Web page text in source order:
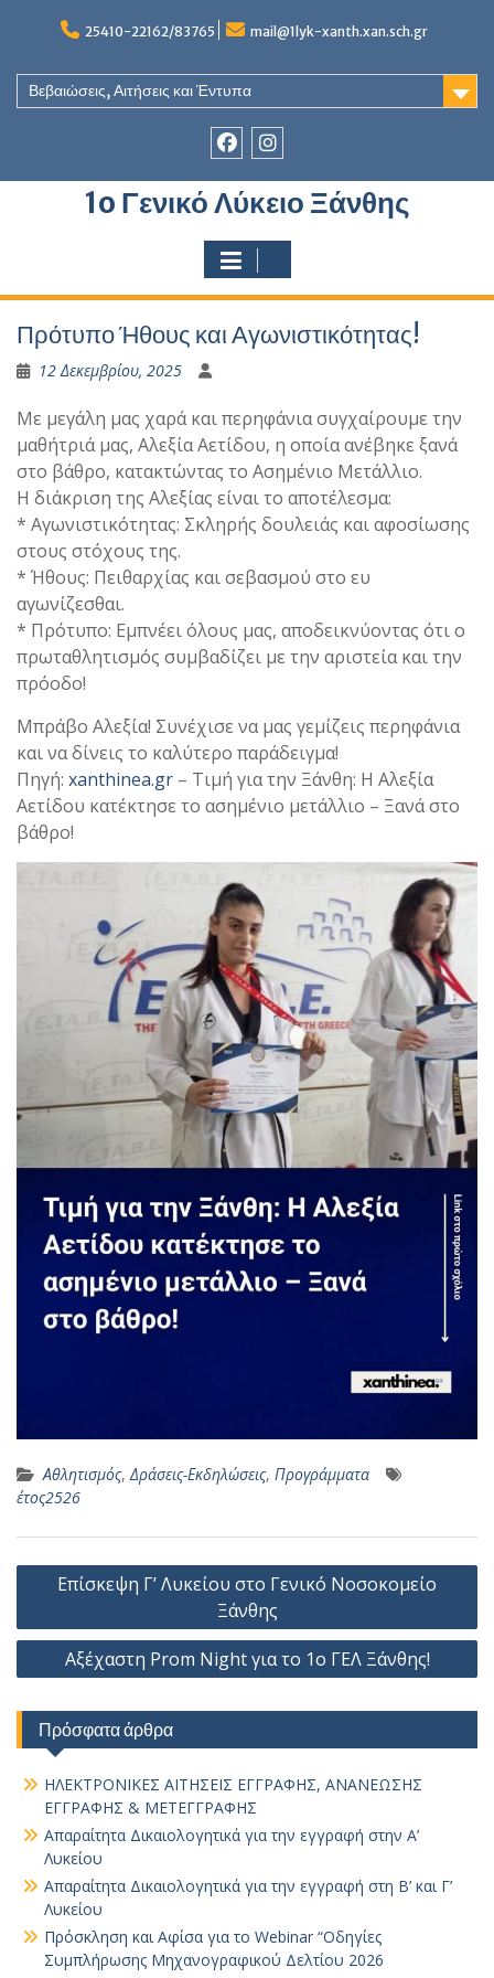
25410-22162/83765 mail@1lyk-xanth.xan.sch.gr
Βεβαιώσεις, Αιτήσεις και Έντυπα
του
του
1o Γενικό Λύκειο Ξάνθης
Πρότυπο Ήθους και Αγωνιστικότητας!
12 Δεκεμβρίου, 2025
Με μεγάλη μας χαρά και περηφάνια συγχαίρουμε την
μαθήτριά μας, Αλεξία Αετίδου, η οποία ανέβηκε ξανά
στο βάθρο, κατακτώντας το Ασημένιο Μετάλλιο.
Η διάκριση της Αλεξίας είναι το αποτέλεσμα:
* Αγωνιστικότητας: Σκληρής δουλειάς και αφοσίωσης
στους στόχους της.
* Ήθους: Πειθαρχίας και σεβασμού στο ευ
αγωνίζεσθαι.
* Πρότυπο: Εμπνέει όλους μας, αποδεικνύοντας ότι ο
πρωταθλητισμός συμβαδίζει με την αριστεία και την
πρόοδο!
Μπράβο Αλεξία! Συνέχισε να μας γεμίζεις περηφάνια
και να δίνεις το καλύτερο παράδειγμα!
Πηγή: xanthinea.gr – Τιμή για την Ξάνθη: Η Αλεξία
Αετίδου κατέκτησε το ασημένιο μετάλλιο – Ξανά στο
βάθρο!
Αθλητισμός,Δράσεις-Εκδηλώσεις, Προγράμματα
έτος2526
Πλοήγηση
Επίσκεψη Γ’ Λυκείου στο Γενικό Νοσοκομείο
Ξάνθης
Αξέχαστη Prom Night για το 1ο ΓΕΛ Ξάνθης!
Πρόσφατα άρθρα
ΗΛΕΚΤΡΟΝΙΚΕΣ ΑΙΤΗΣΕΙΣ ΕΓΓΡΑΦΗΣ, ΑΝΑΝΕΩΣΗΣ
ΕΓΓΡΑΦΗΣ & ΜΕΤΕΓΓΡΑΦΗΣ
Απαραίτητα Δικαιολογητικά για την εγγραφή στην Α’
Λυκείου
Απαραίτητα Δικαιολογητικά για την εγγραφή στη Β’ και Γ’
Λυκείου
Πρόσκληση και Αφίσα για το Webinar “Οδηγίες
Συμπλήρωσης Μηχανογραφικού Δελτίου 2026